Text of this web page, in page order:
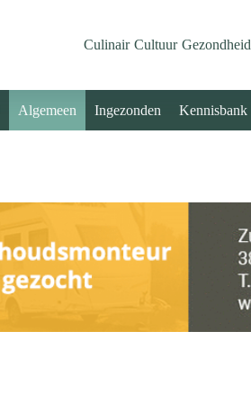
Culinair Cultuur Gezondheid
Algemeen Ingezonden Kennisbank